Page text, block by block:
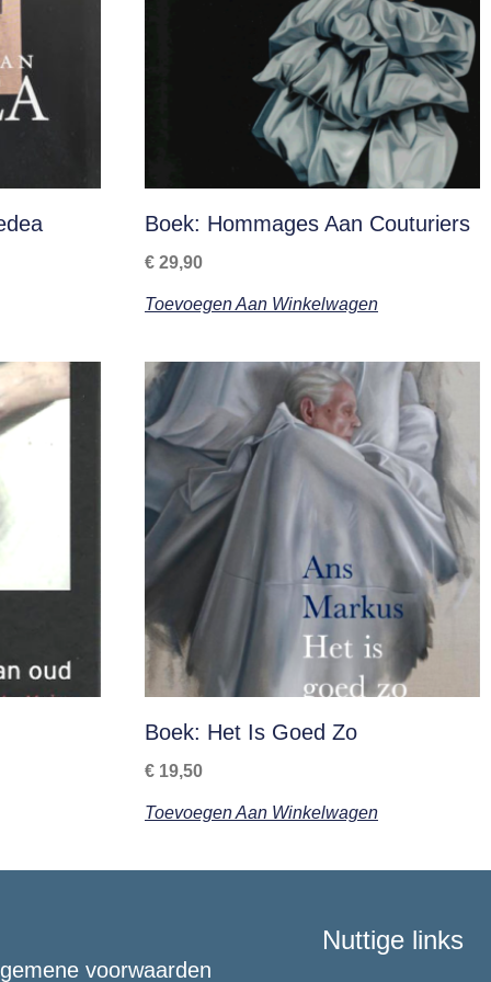
Boek: Hommages Aan Couturiers
€ 29,90
Toevoegen Aan Winkelwagen
Boek: Het Is Goed Zo
€ 19,50
Toevoegen Aan Winkelwagen
Nuttige links
voorwaarden